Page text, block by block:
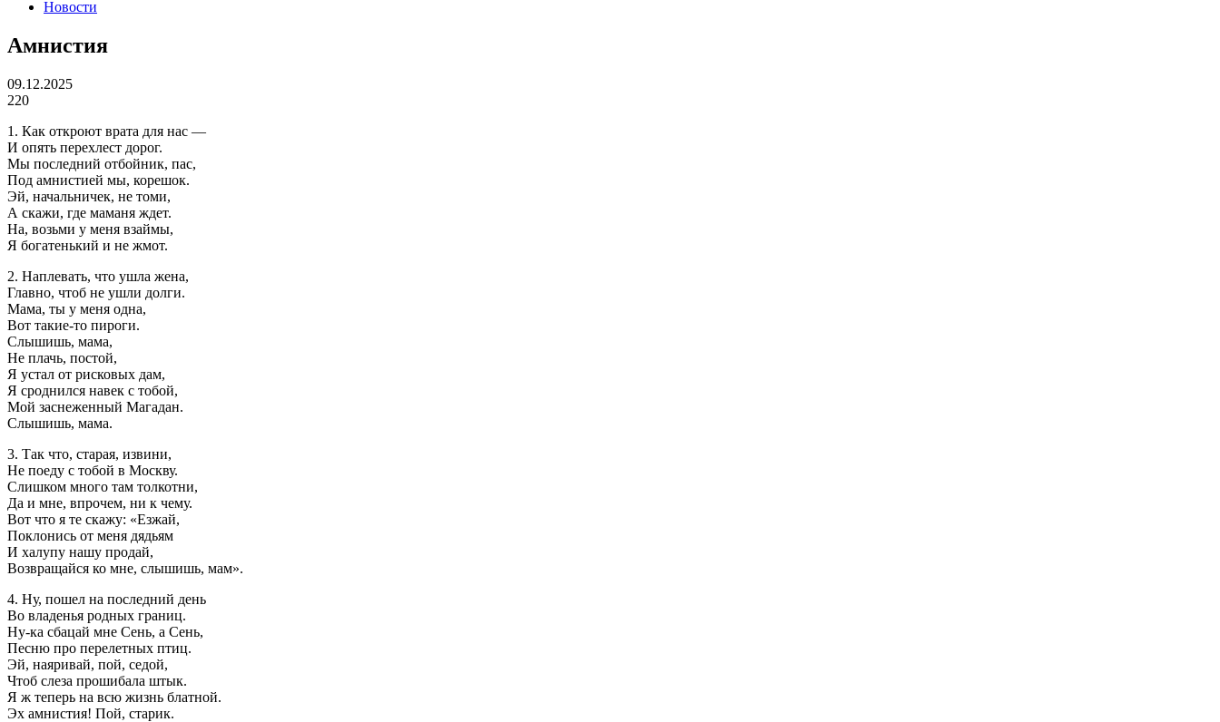
Новости
Амнистия
09.12.2025
220
1. Как откроют врата для нас —
И опять перехлест дорог.
Мы последний отбойник, пас,
Под амнистией мы, корешок.
Эй, начальничек, не томи,
А скажи, где маманя ждет.
На, возьми у меня взаймы,
Я богатенький и не жмот.
2. Наплевать, что ушла жена,
Главно, чтоб не ушли долги.
Мама, ты у меня одна,
Вот такие-то пироги.
Слышишь, мама,
Не плачь, постой,
Я устал от рисковых дам,
Я сроднился навек с тобой,
Мой заснеженный Магадан.
Слышишь, мама.
3. Так что, старая, извини,
Не поеду с тобой в Москву.
Слишком много там толкотни,
Да и мне, впрочем, ни к чему.
Вот что я те скажу: «Езжай,
Поклонись от меня дядьям
И халупу нашу продай,
Возвращайся ко мне, слышишь, мам».
4. Ну, пошел на последний день
Во владенья родных границ.
Ну-ка сбацай мне Сень, а Сень,
Песню про перелетных птиц.
Эй, наяривай, пой, седой,
Чтоб слеза прошибала штык.
Я ж теперь на всю жизнь блатной.
Эх амнистия! Пой, старик.